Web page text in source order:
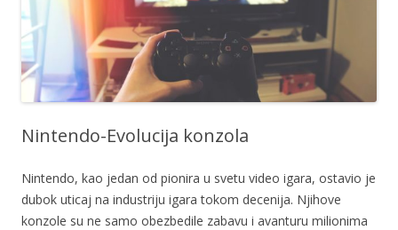
Nintendo-Evolucija konzola
Nintendo, kao jedan od pionira u svetu video igara, ostavio je
dubok uticaj na industriju igara tokom decenija. Njihove
konzole su ne samo obezbedile zabavu i avanturu milionima